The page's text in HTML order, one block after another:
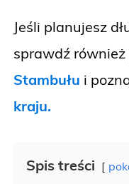
Jeśli planujesz
sprawdź
Stambułu i
kraju.
Spis treści